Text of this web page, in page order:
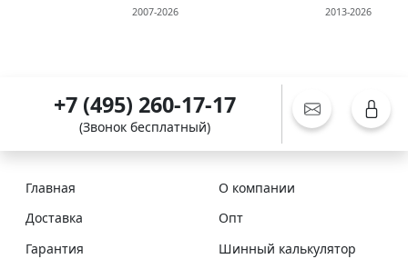
2007-2026 2013-2026
+7 (495) 260-17-17
(Звонок бесплатный)
Главная
О компании
Доставка
Опт
Гарантия
Шинный калькулятор